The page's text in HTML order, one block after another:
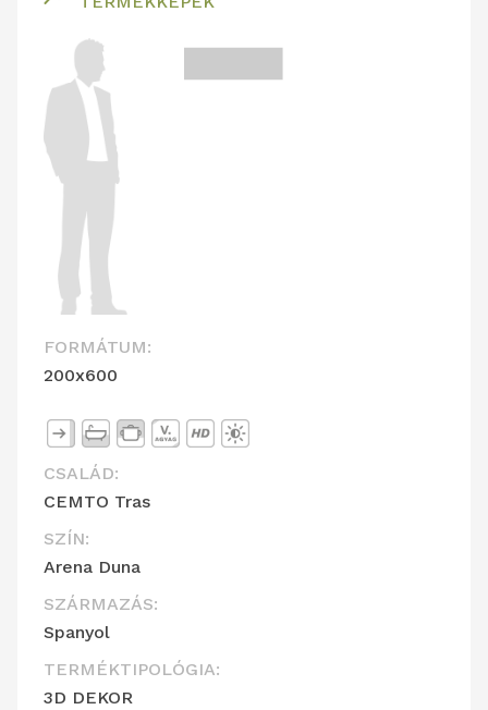
FORMÁTUM:
200x600
CSALÁD:
CEMTO Tras
SZÍN:
Arena Duna
SZÁRMAZÁS:
Spanyol
TERMÉKTIPOLÓGIA:
3D DEKOR